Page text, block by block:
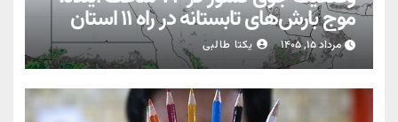
موج بارش‌های تابستانه در راه ۱۱ استان
مرداد ۱۵, ۱۴۰۵ یکتا طالبی